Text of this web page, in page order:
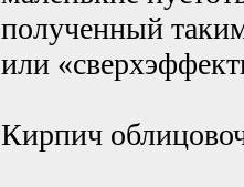
полученный
или
Кирпич